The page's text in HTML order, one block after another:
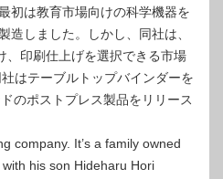
初は教育市場向けの科学機器を
造しました。しかし、同社は、
、印刷仕上げを選択できる市場
はテーブルトップバインダーを
のポストプレス製品をリリース
company. It’s a family owned
his son Hideharu Hori